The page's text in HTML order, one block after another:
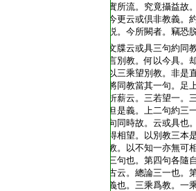
實所流。究竟攝益故
今更云或倶非教義。
説。今所闕者。竊恐
文牒云或具三句約同
言別教。何以今具。
以三乘望別教。非是
將同教當其一句。足
折薪云。三若望一。
但是義。上二句約三
句同時故。云或具也
得相望。以別教三本
教。以不知一亦無可
三句也。第四句各隨
古云。總論三一也。
義也。三乘爲教。一